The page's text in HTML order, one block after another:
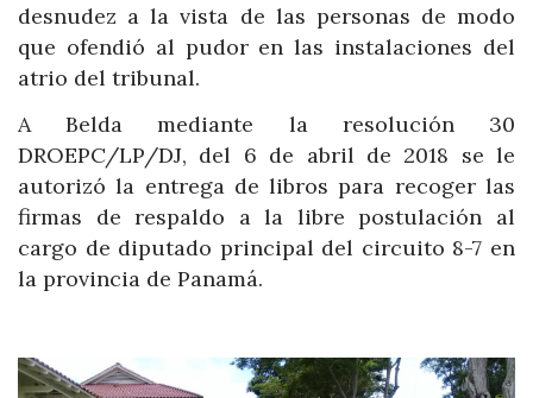
desnudez a la vista de las personas de modo
que ofendió al pudor en las instalaciones del
atrio del tribunal.
A Belda mediante la resolución 30
DROEPC/LP/DJ, del 6 de abril de 2018 se le
autorizó la entrega de libros para recoger las
firmas de respaldo a la libre postulación al
cargo de diputado principal del circuito 8-7 en
la provincia de Panamá.